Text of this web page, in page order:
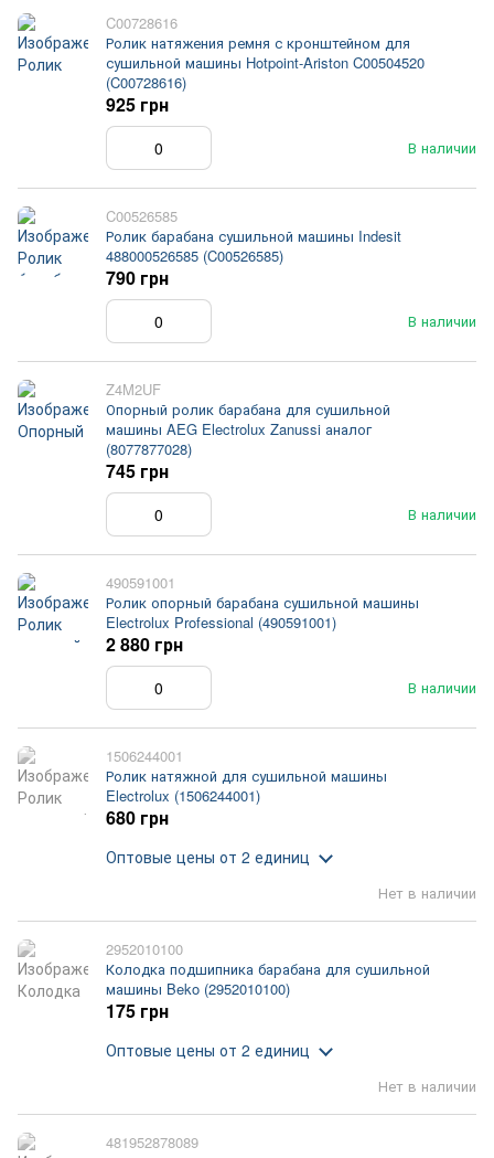
C00728616
Ролик натяжения ремня с кронштейном для
сушильной машины Hotpoint-Ariston C00504520
(C00728616)
В наличии
925 грн
C00526585
Ролик барабана сушильной машины Indesit
488000526585 (C00526585)
В наличии
790 грн
Z4M2UF
Опорный ролик барабана для сушильной
машины AEG Electrolux Zanussi аналог
(8077877028)
В наличии
745 грн
490591001
Ролик опорный барабана сушильной машины
Electrolux Professional (490591001)
В наличии
2 880 грн
1506244001
Ролик натяжной для сушильной машины
Electrolux (1506244001)
Нет в наличии
680 грн
Оптовые цены от 2 единиц
2952010100
Колодка подшипника барабана для сушильной
машины Beko (2952010100)
Нет в наличии
175 грн
Оптовые цены от 2 единиц
481952878089